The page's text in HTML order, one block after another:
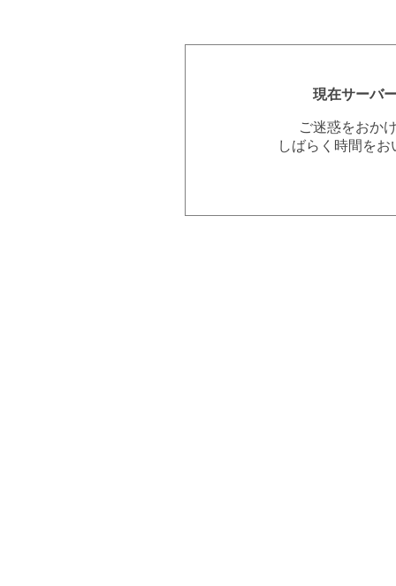
現在サーバ
ご迷惑をおか
しばらく時間を